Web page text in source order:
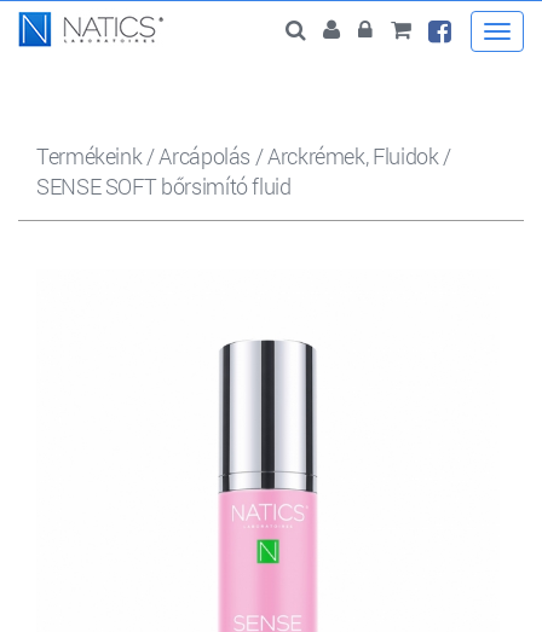
Termékeink/Arcápolás /Arckrémek, Fluidok/
SENSE SOFT bőrsimító fluid